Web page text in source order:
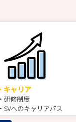
キャリア
研修制度
SVへのキャリアパス